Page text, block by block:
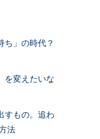
ち」の時代？
を変えたいな
すもの。追わ
法